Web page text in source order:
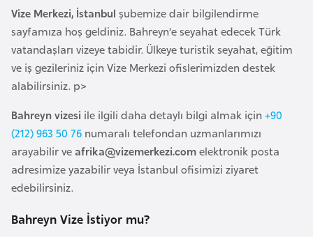
Vize Merkezi, İstanbul şubemize dair bilgilendirme
sayfamıza hoş geldiniz. Bahreyn’e seyahat edecek Türk
vatandaşları vizeye tabidir. Ülkeye turistik seyahat, eğitim
ve iş gezileriniz için Vize Merkezi ofislerimizden destek
alabilirsiniz. p>
Bahreyn vizesi ile ilgili daha detaylı bilgi almak için+90
(212) 963 50 76 numaralı telefondan uzmanlarımızı
arayabilir veafrika@vizemerkezi.comelektronik posta
adresimize yazabilir veya İstanbul ofisimizi ziyaret
edebilirsiniz.
Bahreyn Vize İstiyor mu?
B
a
h
r
e
n
B
a
g